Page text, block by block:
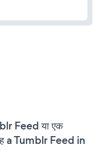
Feed या एक
a Tumblr Feed in